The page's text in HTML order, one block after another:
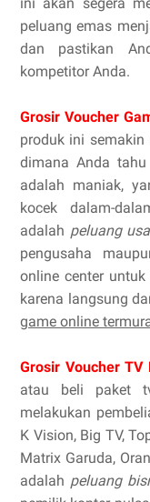
peluang emas
dan pastikan
kompetitor Anda.
Grosir Voucher
produk ini semakin
dimana Anda
adalah maniak,
kocek dalam-
adalah peluang
pengusaha
online center
karena langsung
game online
Grosir Voucher
atau beli paket
melakukan
K Vision, Big TV,
Matrix Garuda,
adalah peluang